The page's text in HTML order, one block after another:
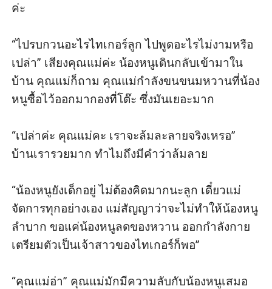
ค่ะ
“ไปรบกวนอะไรไทเกอร์ลูก ไปพูดอะไรไม่งามหรือ
เปล่า” เสียงคุณแม่ค่ะ น้องหนูเดินกลับเข้ามาใน
บ้าน คุณแม่ก็ถาม คุณแม่กำลังขนขนมหวานที่น้อง
หนูซื้อไว้ออกมากองที่โต๊ะ ซึ่งมันเยอะมาก
“เปล่าค่ะ คุณแม่คะ เราจะล้มละลายจริงเหรอ”
บ้านเรารวยมาก ทำไมถึงมีคำว่าล้มลาย
“น้องหนูยังเด็กอยู่ ไม่ต้องคิดมากนะลูก เดี๋ยวแม่
จัดการทุกอย่างเอง แม่สัญญาว่าจะไม่ทำให้น้องหนู
ลำบาก ขอแค่น้องหนูลดของหวาน ออกกำลังกาย
เตรียมตัวเป็นเจ้าสาวของไทเกอร์ก็พอ”
“คุณแม่อ่า” คุณแม่มักมีความลับกับน้องหนูเสมอ